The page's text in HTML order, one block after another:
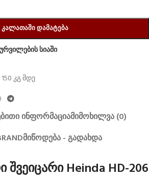
ᲙᲐᲚᲐᲗᲐᲨᲘ ᲓᲐᲛᲐᲢᲔᲑᲐ
სიაში
კგ მდე
ᲘᲜᲤᲝᲠᲛᲐᲪᲘᲐᲛᲘᲛᲝᲮᲘᲚᲕᲐ (0)
ᲛᲘᲬᲝᲓᲔᲑᲐ - ᲒᲐᲓᲐᲮᲓᲐ
შვეიცარი Heinda HD-206